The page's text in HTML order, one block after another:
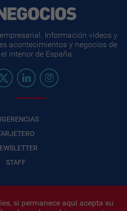
Información videos y
acontecimientos y negocios de
interior de España.
STAFF
si permanece aquí acepta su